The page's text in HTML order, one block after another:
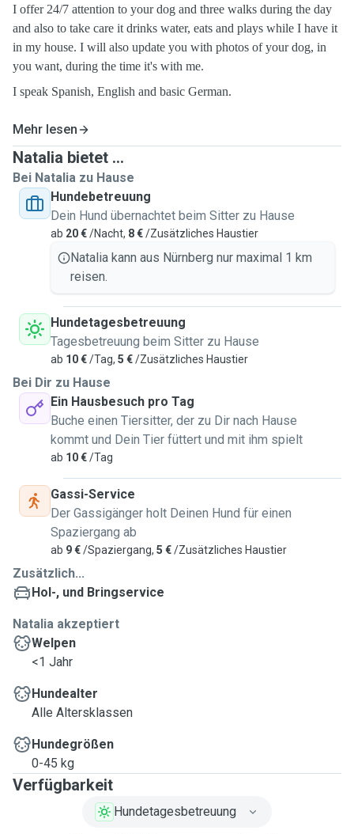
I offer 24/7 attention to your dog and three walks during the day
and also to take care it drinks water, eats and plays while I have it
in my house. I will also update you with photos of your dog, in
you want, during the time it's with me.
I speak Spanish, English and basic German.
Mehr lesen
Natalia bietet ...
Bei Natalia zu Hause
Hundebetreuung
Dein Hund übernachtet beim Sitter zu Hause
ab 20 €/Nacht, 8 €/Zusätzliches Haustier
Natalia kann aus Nürnberg nur maximal 1 km
reisen.
Hundetagesbetreuung
Tagesbetreuung beim Sitter zu Hause
ab 10 €/Tag, 5 €/Zusätzliches Haustier
Bei Dir zu Hause
Ein Hausbesuch pro Tag
Buche einen Tiersitter, der zu Dir nach Hause
kommt und Dein Tier füttert und mit ihm spielt
ab 10 €/Tag
Gassi-Service
Der Gassigänger holt Deinen Hund für einen
Spaziergang ab
ab 9 €/Spaziergang, 5 €/Zusätzliches Haustier
Zusätzlich...
Hol-, und Bringservice
Natalia akzeptiert
Welpen
<1 Jahr
Hundealter
Alle Altersklassen
Hundegrößen
0-45 kg
Verfügbarkeit
Hundetagesbetreuung